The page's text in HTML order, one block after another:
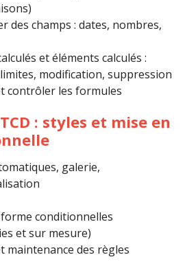
des champs : dates, nombres,
et éléments calculés :
modification, suppression
contrôler les formules
: styles et mise en
galerie,
conditionnelles
et sur mesure)
maintenance des règles